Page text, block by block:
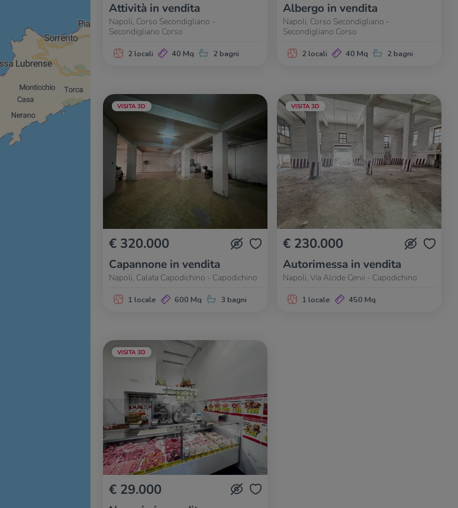
Attività in vendita
Napoli, Corso Secondigliano -
Secondigliano Corso
2 locali 40 Mq 2 bagni
Albergo in vendita
Napoli, Corso Secondigliano -
Secondigliano Corso
2 locali 40 Mq 2 bagni
VISITA 3D
€ 320.000
Capannone in vendita
Napoli, Calata Capodichino - Capodichino
1 locale 600 Mq 3 bagni
VISITA 3D
€ 230.000
Autorimessa in vendita
Napoli, Via Alcide Cervi - Capodichino
1 locale 450 Mq
VISITA 3D
€ 29.000